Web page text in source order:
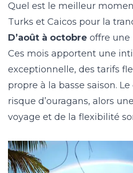
Quel est le meilleur
Turks et Caicos pour la
D’août à octobre offre une
Ces mois apportent une
exceptionnelle, des tarifs
propre à la basse saison.
risque d’ouragans, alors
voyage et de la flexibilité